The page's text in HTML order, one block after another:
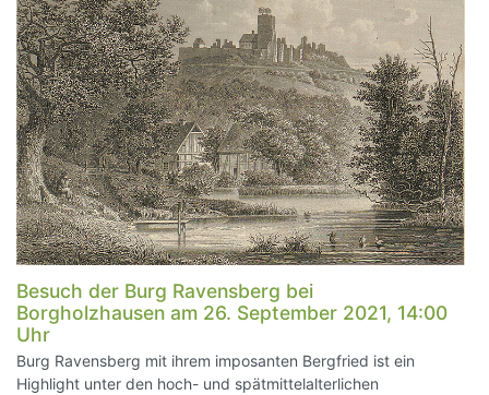
Besuch der Burg Ravensberg bei
Borgholzhausen am 26. September 2021, 14:00
Uhr
Burg Ravensberg mit ihrem imposanten Bergfried ist ein
Highlight unter den hoch- und spätmittelalterlichen